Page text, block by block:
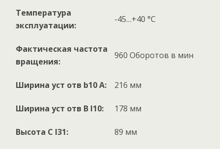
Температура
эксплуатации:
-45…+40 °C
Фактическая частота
вращения:
960 Оборотов в мин
Ширина уст отв b10 А: 216 мм
Ширина уст отв B l10: 178 мм
Высота C l31: 89 мм